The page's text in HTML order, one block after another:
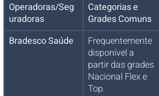
Operadoras/Seg
uradoras
Categorias e
Grades Comuns
Bradesco Saúde
Frequentemente
disponível a
partir das grades
Nacional Flex e
Top.